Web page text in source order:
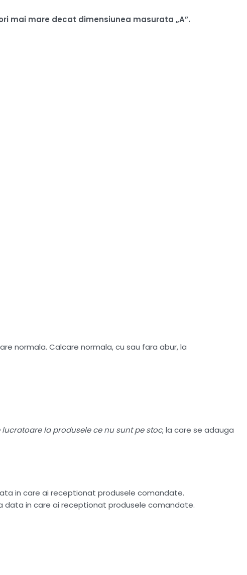
mai mare decat dimensiunea masurata „A”.
normala. Calcare normala, cu sau fara abur, la
la produsele ce nu sunt pe stoc, la care se adauga
in care ai receptionat produsele comandate.
data in care ai receptionat produsele comandate.